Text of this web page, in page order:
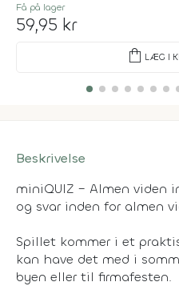
Få på lager
59,95 kr
shopping_bag LÆG I
Beskrivelse
miniQUIZ – Almen viden
og svar inden for almen
Spillet kommer i et
kan have det med i
byen eller til firmafesten.